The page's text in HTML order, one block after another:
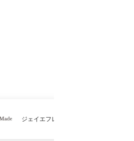
ジェイエフレディメイド